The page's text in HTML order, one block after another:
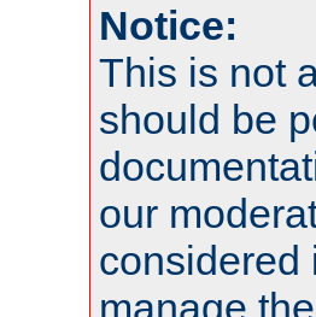
Notice:
This is not
should be
our
considered
manage